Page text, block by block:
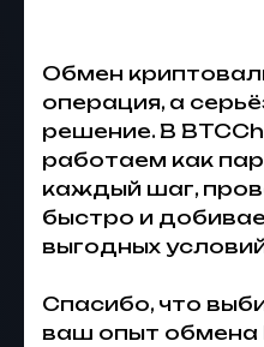
Обмен
операция, а
решение. В
работаем как
каждый шаг,
быстро и
выгодных
Спасибо, что
ваш опыт обмена